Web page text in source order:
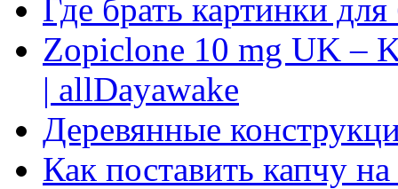
Где брать картинки
Zopiclone 10 mg UK –
| allDayawake
Деревянные
Как поставить капчу